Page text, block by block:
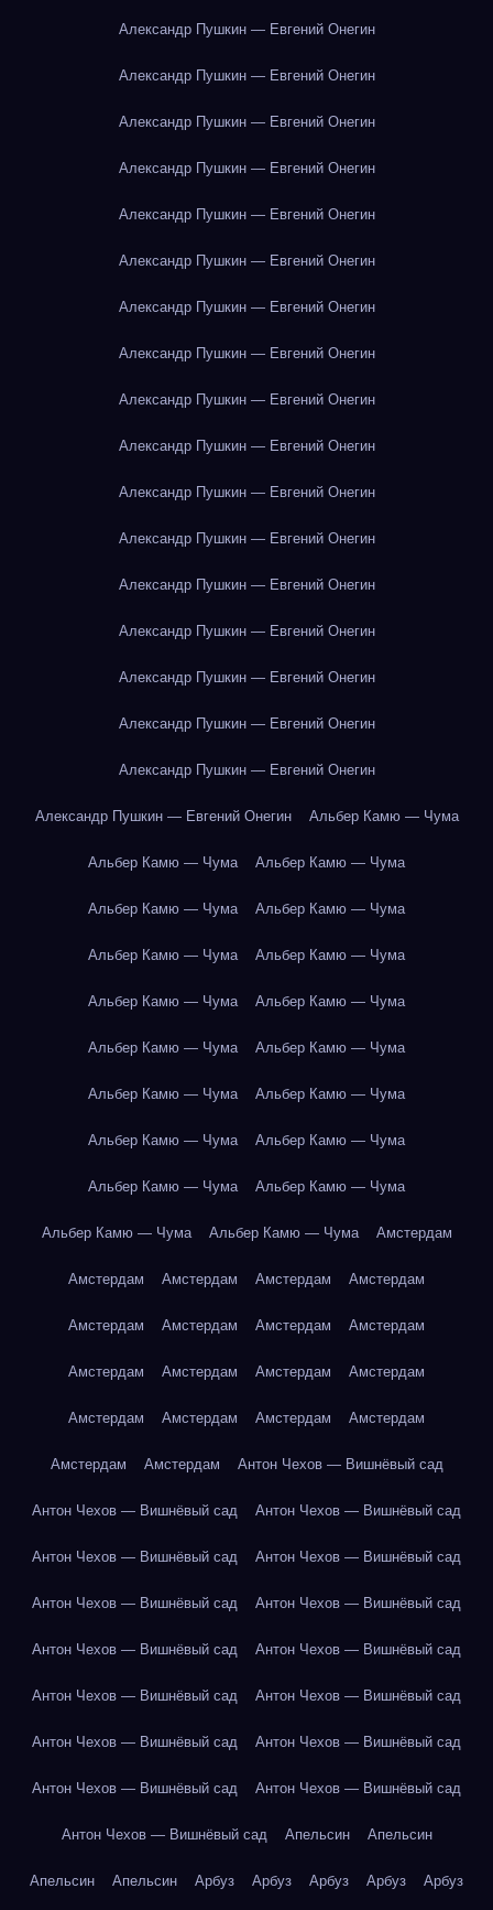
Александр Пушкин — Евгений Онегин
Александр Пушкин — Евгений Онегин
Александр Пушкин — Евгений Онегин
Александр Пушкин — Евгений Онегин
Александр Пушкин — Евгений Онегин
Александр Пушкин — Евгений Онегин
Александр Пушкин — Евгений Онегин
Александр Пушкин — Евгений Онегин
Александр Пушкин — Евгений Онегин
Александр Пушкин — Евгений Онегин
Александр Пушкин — Евгений Онегин
Александр Пушкин — Евгений Онегин
Александр Пушкин — Евгений Онегин
Александр Пушкин — Евгений Онегин
Александр Пушкин — Евгений Онегин
Александр Пушкин — Евгений Онегин
Александр Пушкин — Евгений Онегин
Александр Пушкин — Евгений Онегин Альбер Камю — Чума
Альбер Камю — Чума Альбер Камю — Чума
Альбер Камю — Чума Альбер Камю — Чума
Альбер Камю — Чума Альбер Камю — Чума
Альбер Камю — Чума Альбер Камю — Чума
Альбер Камю — Чума Альбер Камю — Чума
Альбер Камю — Чума Альбер Камю — Чума
Альбер Камю — Чума Альбер Камю — Чума
Альбер Камю — Чума Альбер Камю — Чума
Альбер Камю — Чума Альбер Камю — Чума Амстердам
Амстердам Амстердам Амстердам Амстердам
Амстердам Амстердам Амстердам Амстердам
Амстердам Амстердам Амстердам Амстердам
Амстердам Амстердам Амстердам Амстердам
Амстердам Амстердам Антон Чехов — Вишнёвый сад
Антон Чехов — Вишнёвый сад Антон Чехов — Вишнёвый сад
Антон Чехов — Вишнёвый сад Антон Чехов — Вишнёвый сад
Антон Чехов — Вишнёвый сад Антон Чехов — Вишнёвый сад
Антон Чехов — Вишнёвый сад Антон Чехов — Вишнёвый сад
Антон Чехов — Вишнёвый сад Антон Чехов — Вишнёвый сад
Антон Чехов — Вишнёвый сад Антон Чехов — Вишнёвый сад
Антон Чехов — Вишнёвый сад Антон Чехов — Вишнёвый сад
Антон Чехов — Вишнёвый сад Апельсин Апельсин
Апельсин Апельсин Арбуз Арбуз Арбуз Арбуз Арбуз